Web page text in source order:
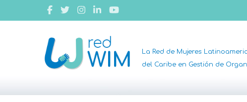
La Red de Mujeres
del Caribe en Gestión de